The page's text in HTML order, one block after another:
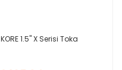
KORE 1.5'' X Serisi Toka